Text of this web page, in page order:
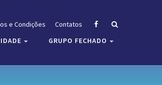
e Condições
Contatos
GRUPO FECHADO